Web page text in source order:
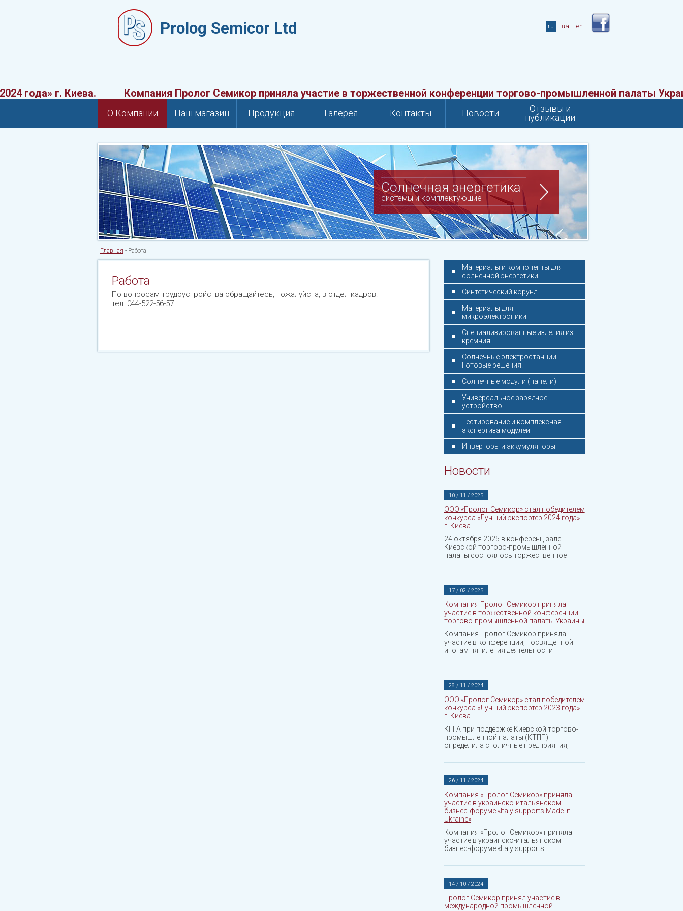
Prolog Semicor Ltd ru ua en
г. Киева. Компания Пролог Семикор приняла участие в торжественной конференции торгово-промышленной палаты Украины
О Компании Наш магазин Продукция Галерея Контакты Новости
Отзывы и
публикации
Солнечная энергетика
системы и комплектующие
Главная - Работа
Работа
По вопросам трудоустройства обращайтесь, пожалуйста, в отдел кадров:
тел: 044-522-56-57
Материалы и компоненты для
солнечной энергетики
Синтетический корунд
Материалы для
микроэлектроники
Специализированные изделия из
кремния
Солнечные электростанции.
Готовые решения.
Солнечные модули (панели)
Универсальное зарядное
устройство
Тестирование и комплексная
экспертиза модулей
Инверторы и аккумуляторы
Новости
10 / 11 / 2025
ООО «Пролог Семикор» стал победителем
конкурса «Лучший экспортер 2024 года»
г. Киева.
24 октября 2025 в конференц-зале
Киевской торгово-промышленной
палаты состоялось торжественное
17 / 02 / 2025
Компания Пролог Семикор приняла
участие в торжественной конференции
торгово-промышленной палаты Украины
Компания Пролог Семикор приняла
участие в конференции, посвященной
итогам пятилетия деятельности
28 / 11 / 2024
ООО «Пролог Семикор» стал победителем
конкурса «Лучший экспортер 2023 года»
г. Киева.
КГГА при поддержке Киевской торгово-
промышленной палаты (КТПП)
определила столичные предприятия,
26 / 11 / 2024
Компания «Пролог Семикор» приняла
участие в украинско-итальянском
бизнес-форуме «Italy supports Made in
Ukraine»
Компания «Пролог Семикор» приняла
участие в украинско-итальянском
бизнес-форуме «Italy supports
14 / 10 / 2024
Пролог Семикор принял участие в
международной промышленной